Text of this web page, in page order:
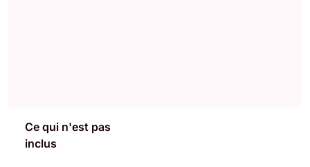
Ce qui n'est pas
inclus